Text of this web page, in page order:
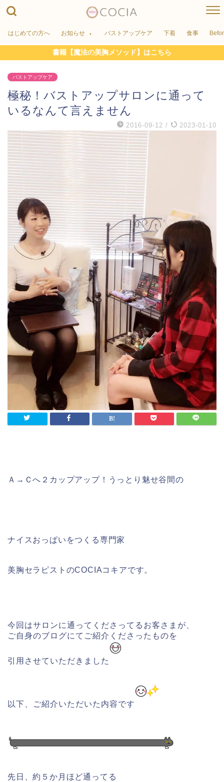
はじめての方へ お知らせ バストアップケア 下着 食事
書籍【魔法の美胸メソッド】はこちら
バストアップケア
極秘！バストアップサロンに通って
いるなんて言えません
2016-09-12 / 2023-01-10
Ａ→Ｃへ２カップアップ！ うっとり魅せ谷間の
ナイスおっぱいをつくる専門家
美胸セラピストのCOCIAコキアです。
今回はサロンに通ってくださってるお客さまが、
ご自身のブログにてご紹介くださったものを
引用させていただきました
以下、ご紹介いただいた内容です
先日、約５か月ほど通ってる